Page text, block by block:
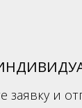
заявку и